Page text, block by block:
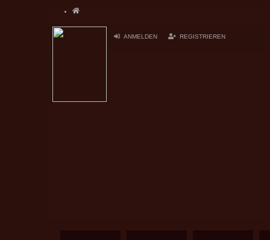
ANMELDEN REGISTRIEREN
Home